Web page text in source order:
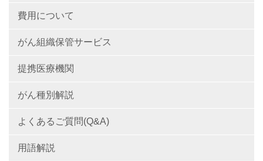
費用について
がん組織保管サービス
提携医療機関
がん種別解説
よくあるご質問(Q&A)
用語解説